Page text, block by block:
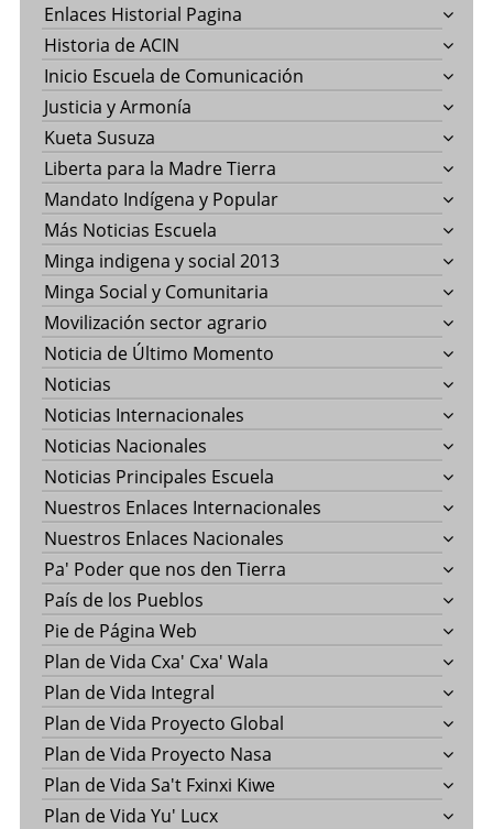
Enlaces Historial Pagina
Historia de ACIN
Inicio Escuela de Comunicación
Justicia y Armonía
Kueta Susuza
Liberta para la Madre Tierra
Mandato Indígena y Popular
Más Noticias Escuela
Minga indigena y social 2013
Minga Social y Comunitaria
Movilización sector agrario
Noticia de Último Momento
Noticias
Noticias Internacionales
Noticias Nacionales
Noticias Principales Escuela
Nuestros Enlaces Internacionales
Nuestros Enlaces Nacionales
Pa' Poder que nos den Tierra
País de los Pueblos
Pie de Página Web
Plan de Vida Cxa' Cxa' Wala
Plan de Vida Integral
Plan de Vida Proyecto Global
Plan de Vida Proyecto Nasa
Plan de Vida Sa't Fxinxi Kiwe
Plan de Vida Yu' Lucx